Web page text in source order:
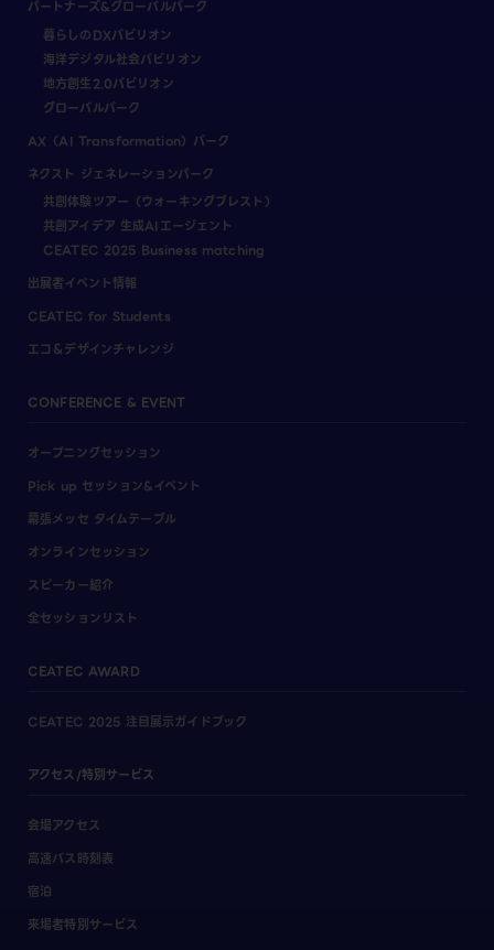
パートナーズ&グローバルパーク
暮らしのDXパビリオン
海洋デジタル社会パビリオン
地方創生2.0パビリオン
グローバルパーク
AX（AI Transformation）パーク
ネクスト ジェネレーションパーク
共創体験ツアー（ウォーキングブレスト）
共創アイデア 生成AIエージェント
CEATEC 2025 Business matching
出展者イベント情報
CEATEC for Students
エコ＆デザインチャレンジ
CONFERENCE & EVENT
オープニングセッション
Pick up セッション&イベント
幕張メッセ タイムテーブル
オンラインセッション
スピーカー紹介
全セッションリスト
CEATEC AWARD
CEATEC 2025 注目展示ガイドブック
アクセス/特別サービス
会場アクセス
高速バス時刻表
宿泊
来場者特別サービス